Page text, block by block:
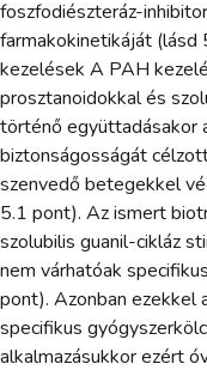
foszfodiészteráz-
farmakokinetikáját
kezelések A PAH
prosztanoidokkal és
történő együttadásakor
biztonságosságát
szenvedő betegekkel
5.1 pont). Az ismert
szolubilis guanil-cikláz
nem várhatóak
pont). Azonban ezekkel
specifikus
alkalmazásukkor ezért